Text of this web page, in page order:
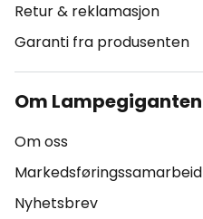
Retur & reklamasjon
Garanti fra produsenten
Om Lampegiganten
Om oss
Markedsføringssamarbeid
Nyhetsbrev